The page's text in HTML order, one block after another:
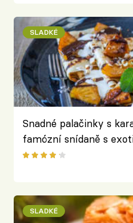
SLADKÉ
Snadné palačinky s
famózní snídaně s
SLADKÉ